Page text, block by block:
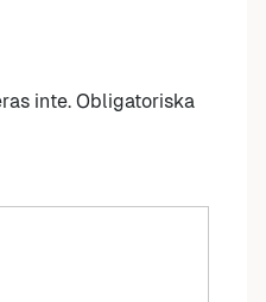
inte. Obligatoriska